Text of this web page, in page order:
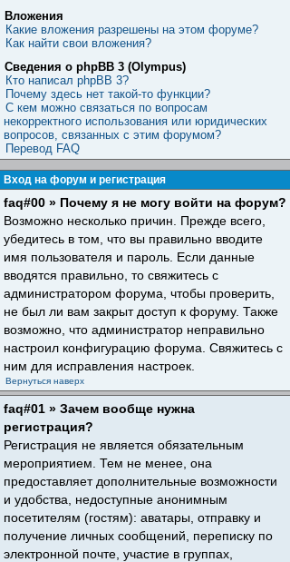
Вложения
Какие вложения разрешены на этом форуме?
Как найти свои вложения?
Сведения о phpBB 3 (Olympus)
Кто написал phpBB 3?
Почему здесь нет такой-то функции?
С кем можно связаться по вопросам
некорректного использования или юридических
вопросов, связанных с этим форумом?
Перевод FAQ
Вход на форум и регистрация
faq#00 » Почему я не могу войти на форум?
Возможно несколько причин. Прежде всего,
убедитесь в том, что вы правильно вводите
имя пользователя и пароль. Если данные
вводятся правильно, то свяжитесь с
администратором форума, чтобы проверить,
не был ли вам закрыт доступ к форуму. Также
возможно, что администратор неправильно
настроил конфигурацию форума. Свяжитесь с
ним для исправления настроек.
Вернуться наверх
faq#01 » Зачем вообще нужна
регистрация?
Регистрация не является обязательным
мероприятием. Тем не менее, она
предоставляет дополнительные возможности
и удобства, недоступные анонимным
посетителям (гостям): аватары, отправку и
получение личных сообщений, переписку по
электронной почте, участие в группах,